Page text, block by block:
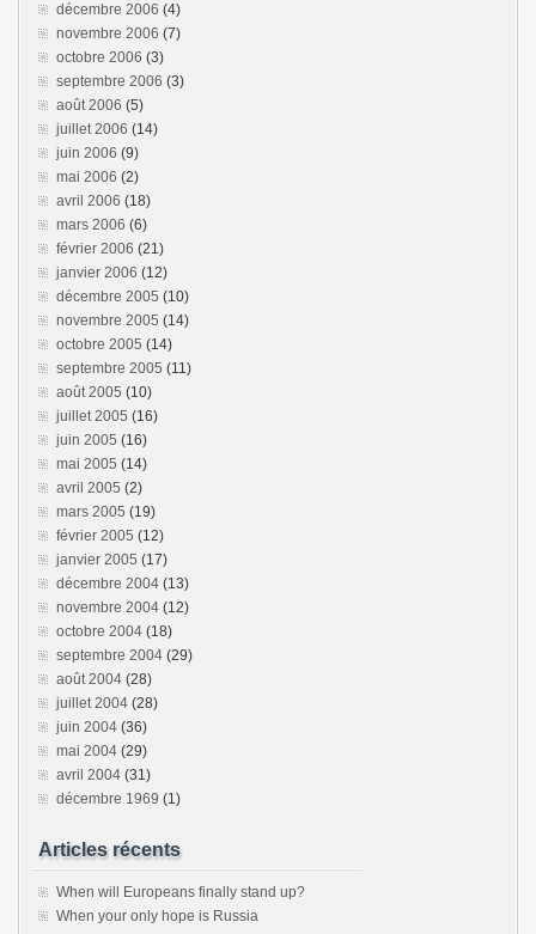
décembre 2006 (4)
novembre 2006 (7)
octobre 2006 (3)
septembre 2006 (3)
août 2006 (5)
juillet 2006 (14)
juin 2006 (9)
mai 2006 (2)
avril 2006 (18)
mars 2006 (6)
février 2006 (21)
janvier 2006 (12)
décembre 2005 (10)
novembre 2005 (14)
octobre 2005 (14)
septembre 2005 (11)
août 2005 (10)
juillet 2005 (16)
juin 2005 (16)
mai 2005 (14)
avril 2005 (2)
mars 2005 (19)
février 2005 (12)
janvier 2005 (17)
décembre 2004 (13)
novembre 2004 (12)
octobre 2004 (18)
septembre 2004 (29)
août 2004 (28)
juillet 2004 (28)
juin 2004 (36)
mai 2004 (29)
avril 2004 (31)
décembre 1969 (1)
Articles récents
When will Europeans finally stand up?
When your only hope is Russia